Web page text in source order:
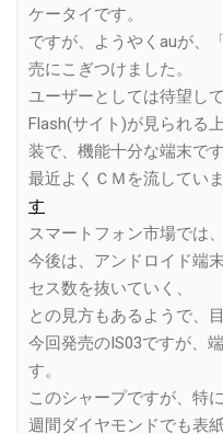
ケータイです。
ですが、ようやくauが、
売にこぎつけました。
ユーザーとしては待望し
Flash(サイト)が見られる
装で、機能十分な端末です
最近よくＣＭを流してい
す
スマートフォン市場では、
今後は、アンドロイド端
セス数を抜いていく、
との見方もあるようで、
今回発売のIS03ですが、
す。
このシャープですが、特
週間ダイヤモンドでも表